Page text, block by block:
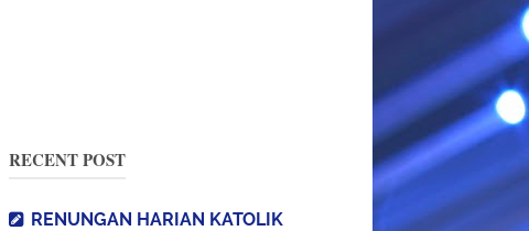
RECENT POST
RENUNGAN HARIAN KATOLIK